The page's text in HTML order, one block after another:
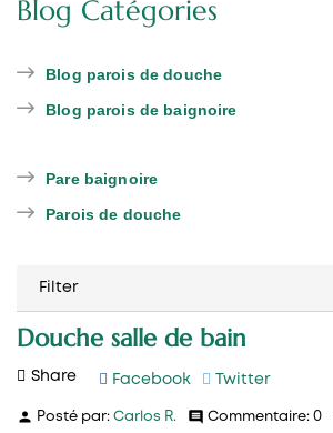
Blog Catégories
Blog parois de douche
Blog parois de baignoire
Pare baignoire
Parois de douche
Filter
Douche salle de bain
Share Facebook Twitter
person Posté par: Carlos R. comment Commentaire: 0